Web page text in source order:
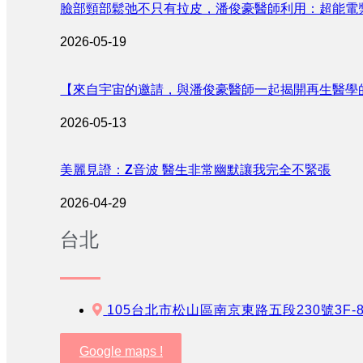
臉部頸部鬆弛不只有拉皮，潘俊豪醫師利用：超能
2026-05-19
【來自宇宙的邀請，與潘俊豪醫師一起揭開再生醫學
2026-05-13
美麗見證：Z音波 醫生非常幽默讓我完全不緊張
2026-04-29
台北
105台北市松山區南京東路五段230號
Google maps !